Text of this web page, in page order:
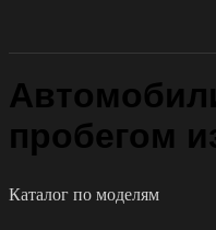
пробегом
Каталог по моделям